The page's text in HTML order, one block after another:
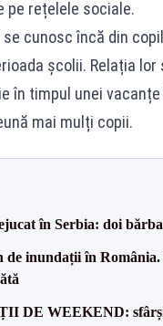
pe rețelele sociale.
se cunosc încă din
școlii. Relația
în timpul unei
mai mulți copii.
în Serbia: doi
de inundații în
DE WEEKEND: